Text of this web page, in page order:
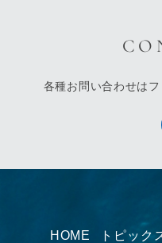
各種お問い合わせは
HOME トピック